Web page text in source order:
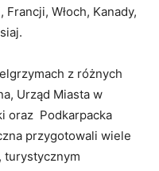
Włoch, Kanady,
z różnych
Urząd Miasta w
oraz Podkarpacka
przygotowali wiele
turystycznym